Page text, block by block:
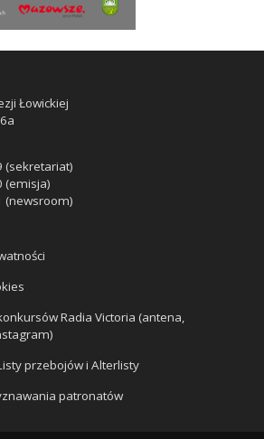
Łowickiej
(sekretariat)
(emisja)
(newsroom)
Radia Victoria (antena,
przebojów i Alterlisty
patronatów